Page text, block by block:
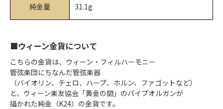
純金量 31.1g
■ウィーン金貨について
こちらの金貨は、ウィーン・フィルハーモニー
管弦楽団にちなんだ管弦楽器
（バイオリン、チェロ、ハープ、ホルン、ファゴットなど）
と、ウィーン楽友協会「黄金の間」のパイプオルガンが
描かれた純金（K24）の金貨です。